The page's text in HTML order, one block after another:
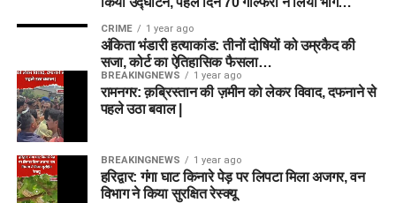
CRIME 1 year ago
अंकिता भंडारी हत्याकांड: तीनों दोषियों को उम्रकैद की
सजा, कोर्ट का ऐतिहासिक फैसला…
BREAKINGNEWS 1 year ago
रामनगर: क़ब्रिस्तान की ज़मीन को लेकर विवाद, दफनाने से
पहले उठा बवाल |
BREAKINGNEWS 1 year ago
हरिद्वार: गंगा घाट किनारे पेड़ पर लिपटा मिला अजगर, वन
विभाग ने किया सुरक्षित रेस्क्यू